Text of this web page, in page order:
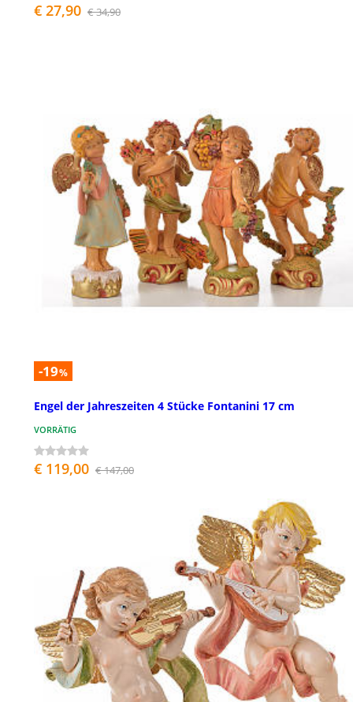
€ 27,90 € 34,90
-19%
Engel der Jahreszeiten 4 Stücke Fontanini 17 cm
VORRÄTIG
€ 119,00 € 147,00